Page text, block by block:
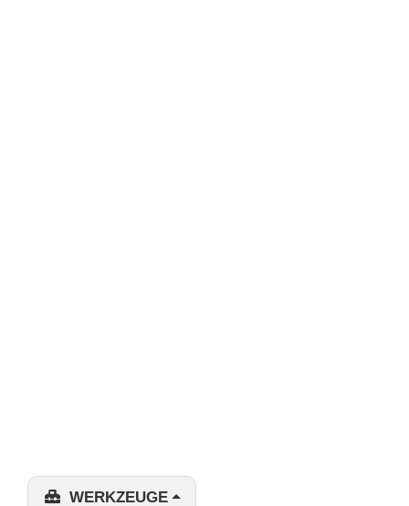
WERKZEUGE